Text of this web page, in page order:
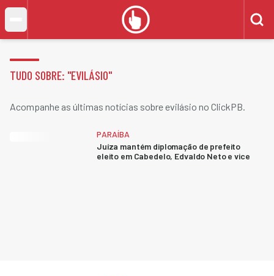
TUDO SOBRE: "EVILÁSIO"
Acompanhe as últimas notícias sobre evilásio no ClickPB.
PARAÍBA
Juíza mantém diplomação de prefeito
eleito em Cabedelo, Edvaldo Neto e vice